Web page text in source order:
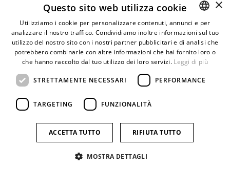
Magazine
Contatti
Prenota un appuntamento
Privacy Policy
Cookie Policy
Pagamenti
Mappa del sito
Credits
Seguici su facebook
Seguici su instagram
Seguici su youtube
ITALIAN
ENGLISH
×
Questo sito web utilizza cookie
Utilizziamo i cookie per personalizzare contenuti, annunci e per
analizzare il nostro traffico. Condividiamo inoltre informazioni sul tuo
utilizzo del nostro sito con i nostri partner pubblicitari e di analisi che
potrebbero combinarle con altre informazioni che hai fornito loro o
che hanno raccolto dal tuo utilizzo dei loro servizi. Leggi di più
STRETTAMENTE NECESSARI PERFORMANCE
TARGETING FUNZIONALITÀ
ACCETTA TUTTO RIFIUTA TUTTO
MOSTRA DETTAGLI